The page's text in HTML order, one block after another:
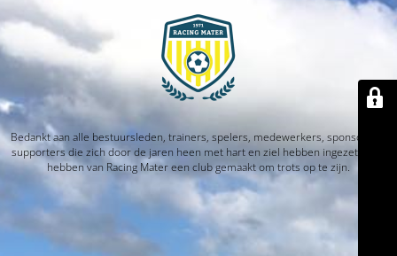
Bedankt aan alle bestuursleden, trainers, spelers, medewerkers, sponsors en
supporters die zich door de jaren heen met hart en ziel hebben ingezet. Jullie
hebben van Racing Mater een club gemaakt om trots op te zijn.